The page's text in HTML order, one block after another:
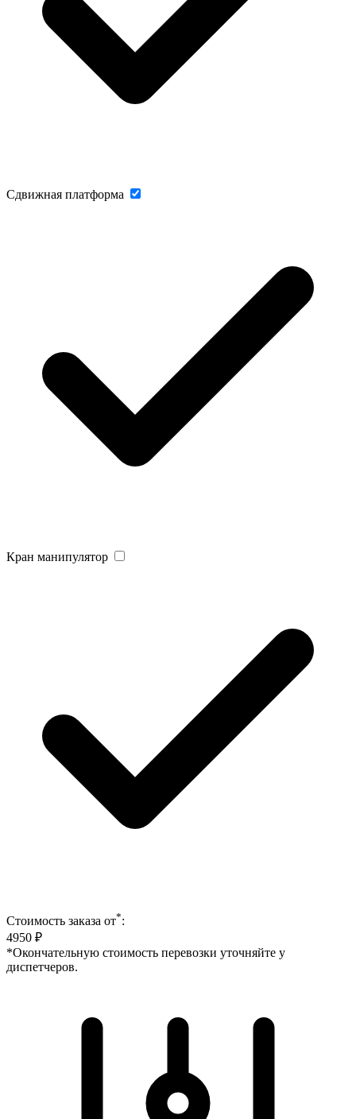
Сдвижная платформа
Кран манипулятор
Стоимость заказа от*:
4950 ₽
*Окончательную стоимость перевозки уточняйте у
диспетчеров.